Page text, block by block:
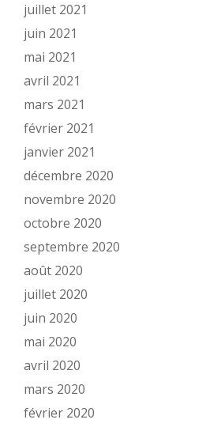
juillet 2021
juin 2021
mai 2021
avril 2021
mars 2021
février 2021
janvier 2021
décembre 2020
novembre 2020
octobre 2020
septembre 2020
août 2020
juillet 2020
juin 2020
mai 2020
avril 2020
mars 2020
février 2020